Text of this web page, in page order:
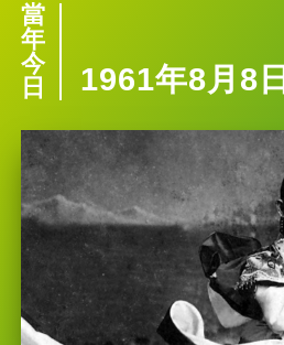
當
年
今
日
1961年8月8日